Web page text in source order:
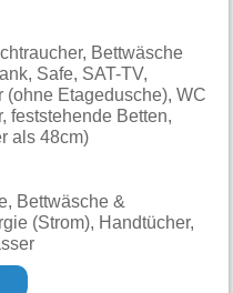
Bettwäsche
Safe, SAT-TV,
(ohne Etagedusche), WC
feststehende Betten,
als 48cm)
Bettwäsche &
(Strom), Handtücher,